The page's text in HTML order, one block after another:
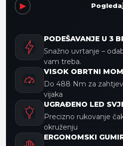
▶
PODEŠAVANJE U 3
Snažno uvrtanje –
vam treba.
VISOK OBRTNI
Do 488 Nm za
vijaka
UGRAĐENO LED
Precizno rukovanje
okruženju
ERGONOMSKI